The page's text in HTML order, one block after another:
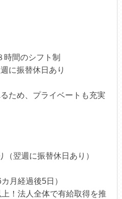
時間のシフト制
に振替休日あり
ため、プライベートも充実
翌週に振替休日あり）
月経過後5日）
！法人全体で有給取得を推